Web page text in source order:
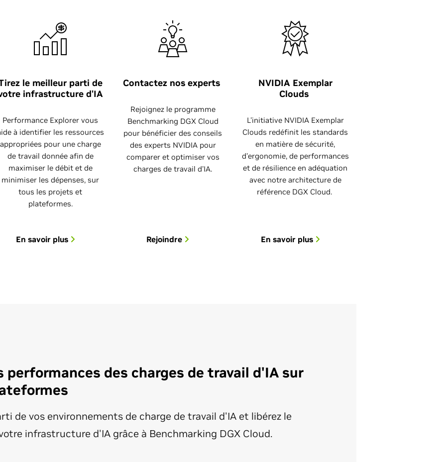
le meilleur parti de
infrastructure d'IA
Performance Explorer vous
à identifier les ressources
appropriées pour une charge
de travail donnée afin de
maximiser le débit et de
minimiser les dépenses, sur
tous les projets et
plateformes.
En savoir plus
Contactez nos experts
Rejoignez le programme
Benchmarking DGX Cloud
pour bénéficier des conseils
des experts NVIDIA pour
comparer et optimiser vos
charges de travail d'IA.
Rejoindre
NVIDIA Exemplar
Clouds
L'initiative NVIDIA Exemplar
Clouds redéfinit les standards
en matière de sécurité,
d'ergonomie, de performances
et de résilience en adéquation
avec notre architecture de
référence DGX Cloud.
En savoir plus
performances des charges de travail d'IA sur
de vos environnements de charge de travail d'IA et libérez le
infrastructure d'IA grâce à Benchmarking DGX Cloud.